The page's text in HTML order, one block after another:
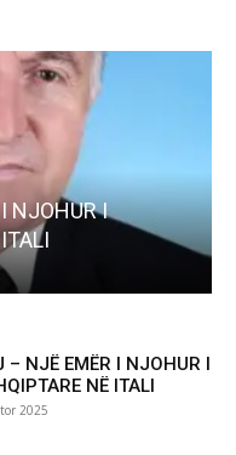
NJOHUR I
– NJË EMËR I NJOHUR I
NË ITALI
2025